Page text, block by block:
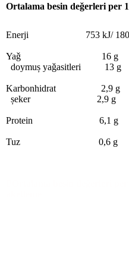
Ortalama besin deǧerleri per
Enerji 753 kJ/ 180
Yaǧ 16 g
doymuș yaǧasitleri 13 g
Karbonhidrat 2,9 g
șeker 2,9 g
Protein 6,1 g
Tuz 0,6 g